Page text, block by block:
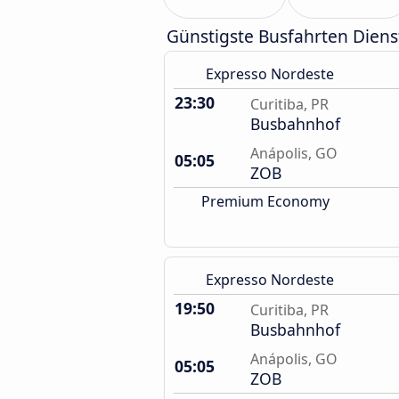
Günstigste Busfahrten
Expresso Nordeste
23:30 Curitiba, PR
Busbahnhof
05:05
Anápolis, GO
ZOB
Premium Economy
Expresso Nordeste
19:50 Curitiba, PR
Busbahnhof
05:05
Anápolis, GO
ZOB